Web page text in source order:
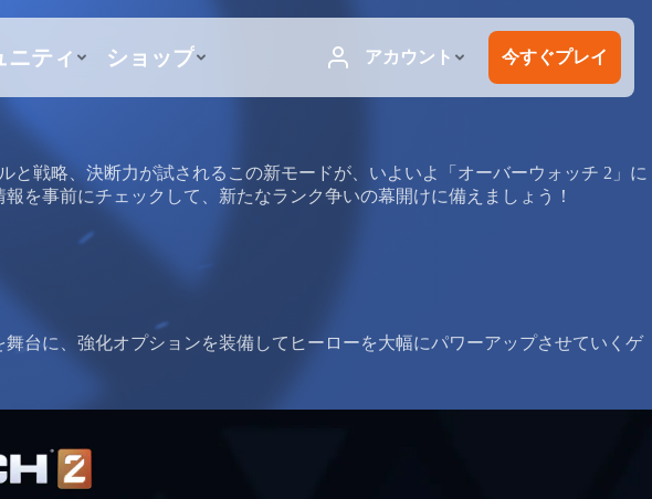
戦略、決断力が試されるこの新モードが、いよいよ「オーバーウォッチ 2」に
を事前にチェックして、新たなランク争いの幕開けに備えましょう！
台に、強化オプションを装備してヒーローを大幅にパワーアップさせていくゲ